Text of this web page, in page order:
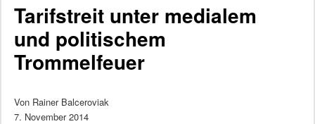
Tarifstreit unter medialem
und politischem
Trommelfeuer
Von Rainer Balceroviak
7. November 2014